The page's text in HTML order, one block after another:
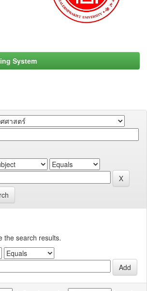
System
the search results.